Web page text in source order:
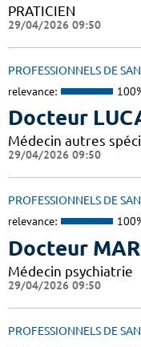
PRATICIEN
29/04/2026 09:50
PROFESSIONNELS DE
relevance:
Docteur
Médecin autres
29/04/2026 09:50
PROFESSIONNELS DE
relevance:
Docteur
Médecin psychiatrie
29/04/2026 09:50
PROFESSIONNELS DE